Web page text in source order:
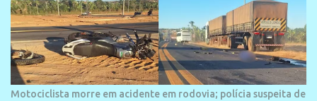
Motociclista morre em acidente em rodovia; polícia suspeita de